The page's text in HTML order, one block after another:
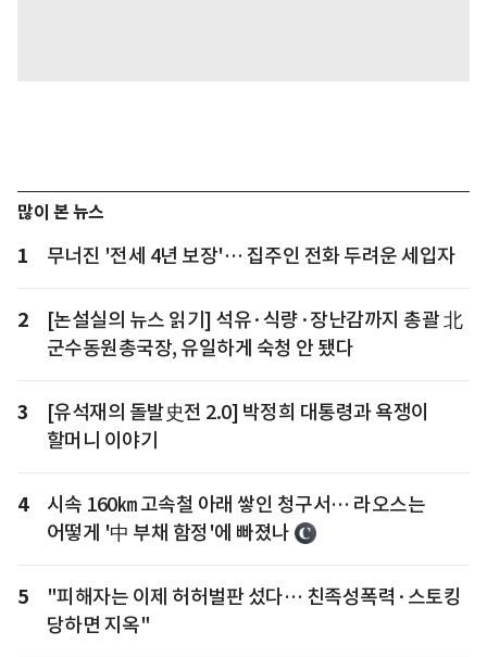
많이 본 뉴스
1 무너진 '전세 4년 보장'… 집주인 전화 두려운 세입자
2
[논설실의 뉴스 읽기] 석유·식량·장난감까지 총괄 北
군수동원총국장, 유일하게 숙청 안 됐다
3
[유석재의 돌발史전 2.0] 박정희 대통령과 욕쟁이
할머니 이야기
4
시속 160㎞ 고속철 아래 쌓인 청구서… 라오스는
어떻게 '中 부채 함정'에 빠졌나
5
"피해자는 이제 허허벌판 섰다… 친족성폭력·스토킹
당하면 지옥"